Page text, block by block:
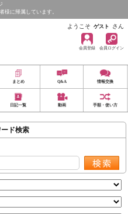
様に帰属しています。
ようこそ ゲスト さん
会員登録 会員ログイン
まとめ Q&A 情報交換
日記一覧 動画 手順・使い方
ド検索